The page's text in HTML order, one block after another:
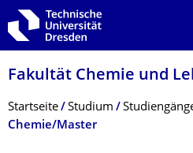
Zur Hauptnavigation springen
Zur Suche springen
Zum Inhalt springen
Fakultät Chemie und
Breadcrumb-Menü
Startseite Studium
Chemie/Master